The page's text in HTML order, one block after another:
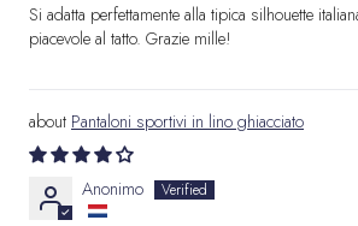
Si adatta perfettamente alla tipica silhouette
piacevole al tatto. Grazie mille!
Pantaloni sportivi in lino ghiacciato
Anonimo